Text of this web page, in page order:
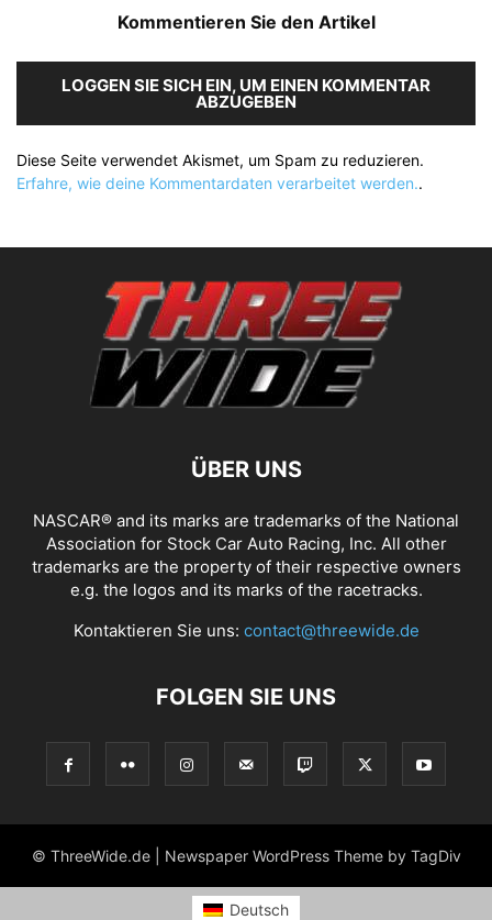
Kommentieren Sie den Artikel
LOGGEN SIE SICH EIN, UM EINEN KOMMENTAR
ABZUGEBEN
Diese Seite verwendet Akismet, um Spam zu reduzieren.
Erfahre, wie deine Kommentardaten verarbeitet werden..
ÜBER UNS
NASCAR® and its marks are trademarks of the National
Association for Stock Car Auto Racing, Inc. All other
trademarks are the property of their respective owners
e.g. the logos and its marks of the racetracks.
Kontaktieren Sie uns: contact@threewide.de
FOLGEN SIE UNS
© ThreeWide.de | Newspaper WordPress Theme by TagDiv
Deutsch